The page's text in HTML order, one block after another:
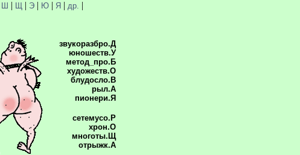
Ш | Щ | Э| Ю| Я| др. |
звукоразбро.Д
юношеств.У
метод_про.Б
художеств.О
блудосло.В
рыл.А
пионери.Я
сетемусо.Р
хрон.О
многоты.Щ
отрыжк.А